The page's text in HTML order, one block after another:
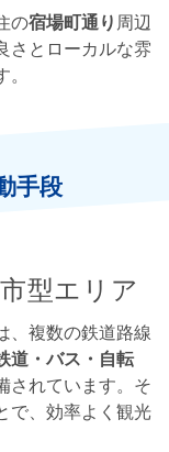
の宿場町通り 周辺
さとローカルな雰
手段
型エリア
、複数の鉄道路線
道・バス・自転
されています。そ
で、効率よく観光